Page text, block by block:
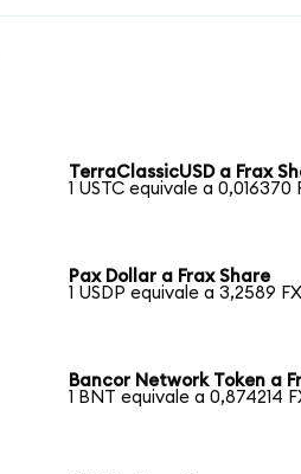
TerraClassicUSD a Frax
1 USTC equivale a 0,016370
Pax Dollar a Frax Share
1 USDP equivale a 3,2589
Bancor Network Token a
1 BNT equivale a 0,874214